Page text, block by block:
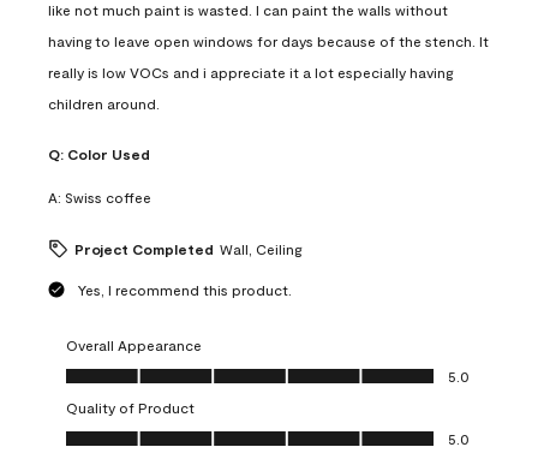
like not much paint is wasted. I can paint the walls without
having to leave open windows for days because of the stench. It
really is low VOCs and i appreciate it a lot especially having
children around.
Q: Color Used
A: Swiss coffee
Project Completed Wall, Ceiling
Yes, I recommend this product.
Overall Appearance
Overall Appearance, 5.0 out of 5
5.0
Quality of Product
Quality of Product, 5.0 out of 5
5.0